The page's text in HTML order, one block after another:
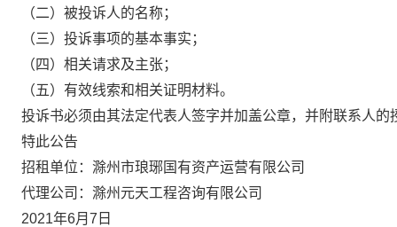
（二）被投诉人的名称；
（三）投诉事项的基本事实；
（四）相关请求及主张；
（五）有效线索和相关证明材料。
投诉书必须由其法定代表人签字并加盖公章，并附联系人
特此公告
招租单位：滁州市琅琊国有资产运营有限公司
代理公司：滁州元天工程咨询有限公司
2021年6月7日